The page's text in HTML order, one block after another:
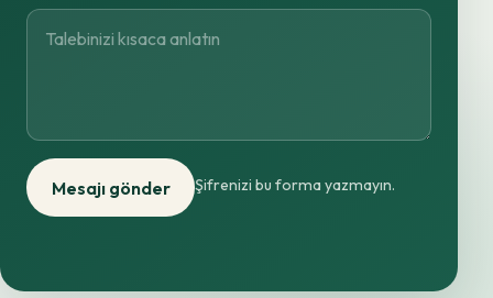
Mesajı gönder Şifrenizi bu forma yazmayın.